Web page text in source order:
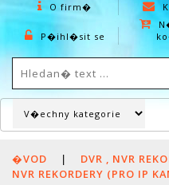
O firm�
P�ihl�sit se
�VOD | DVR , NVR
NVR REKORDERY (PRO IP